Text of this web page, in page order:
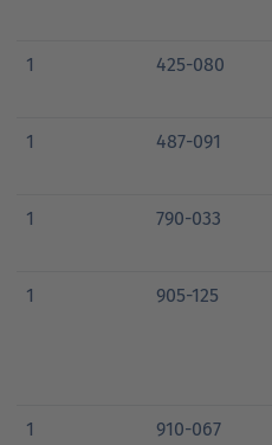
1 425-080
1 487-091
1 790-033
1 905-125
1 910-067